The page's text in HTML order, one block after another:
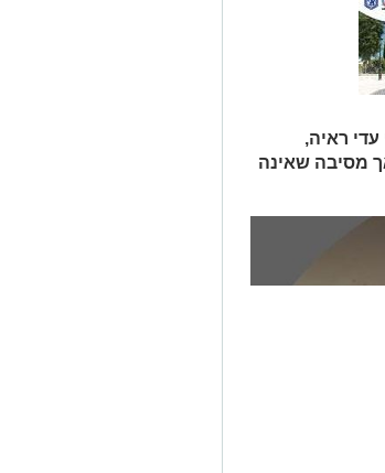
ראיה,
מסיבה שאינה